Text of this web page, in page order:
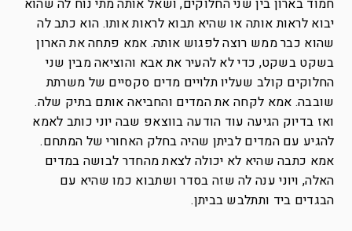
חמוד בארון בין שני החלוקים, ושאל אותה מתי נוח לה שהוא
יבוא לראות אותה או שהיא תבוא לראות אותו. הוא כתב לה
שהוא כבר ממש רוצה לפגוש אותה. אמא פתחה את הארון
בשקט בשקט, כדי לא להעיר את אבא והוציאה מבין שני
החלוקים קולב שעליו תלויים מדים סקסיים של משרתת
שובבה. אמא לקחה את המדים והחביאה אותם בתיק שלה.
ואז בדיוק הגיעה עוד הודעה בווצאפ שבה יוני כותב לאמא
להגיע עם המדים לביתן שהיה בחלק האחורי של המתחם.
אמא כתבה שהיא לא יכולה לצאת מהחדר לבושה במדים
האלה, ויוני ענה לה שזה בסדר ושתבוא כמו שהיא עם
הבגדים ביד ותתלבש בביתן.